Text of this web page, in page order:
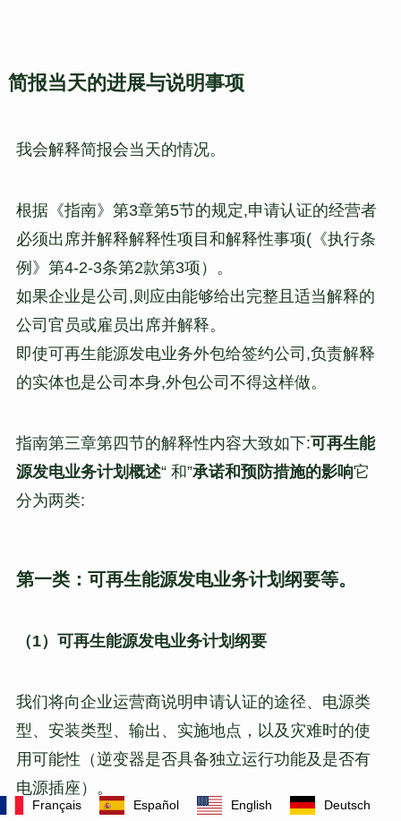
简报当天的进展与说明事项
我会解释简报会当天的情况。
根据《指南》第3章第5节的规定,申请认证的经营者
必须出席并解释解释性项目和解释性事项(《执行条
例》第4-2-3条第2款第3项）。
如果企业是公司,则应由能够给出完整且适当解释的
公司官员或雇员出席并解释。
即使可再生能源发电业务外包给签约公司,负责解释
的实体也是公司本身,外包公司不得这样做。
指南第三章第四节的解释性内容大致如下:可再生能
源发电业务计划概述“ 和”承诺和预防措施的影响它
分为两类:
第一类：可再生能源发电业务计划纲要等。
（1）可再生能源发电业务计划纲要
我们将向企业运营商说明申请认证的途径、电源类
型、安装类型、输出、实施地点，以及灾难时的使
用可能性（逆变器是否具备独立运行功能及是否有
电源插座）。
Deutsch
English
Español
Français